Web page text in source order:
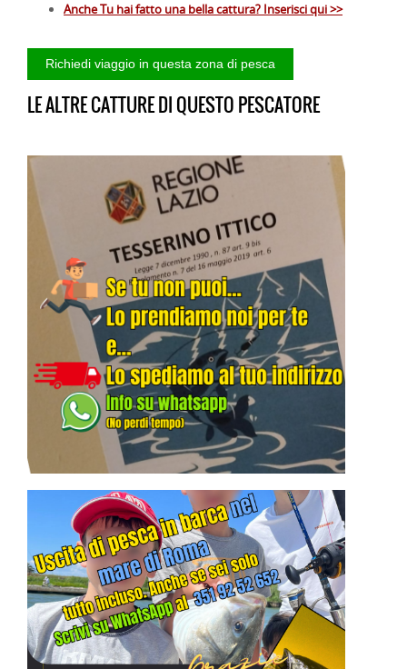
Anche Tu hai fatto una bella cattura? Inserisci qui >>
LE ALTRE CATTURE DI QUESTO PESCATORE